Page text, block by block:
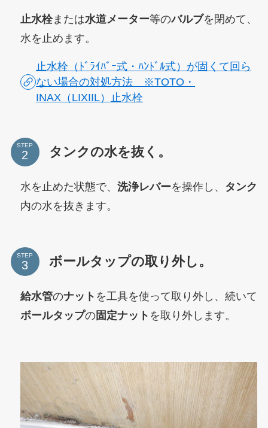
止水栓または水道メーター等のバルブを閉めて、
水を止めます。
止水栓（ﾄﾞﾗｲﾊﾞｰ式・ﾊﾝﾄﾞﾙ式）が固くて回ら
ない場合の対処方法 ※TOTO・
INAX（LIXIIL）止水栓
STEP タンクの水を抜く。
水を止めた状態で、 洗浄レバーを操作し、
タンク
内の水を抜きます。
STEP ボールタップの取り外し。
給水管のナット を工具を使って取り外し、続いて
ボールタップの固定ナット を取り外します。